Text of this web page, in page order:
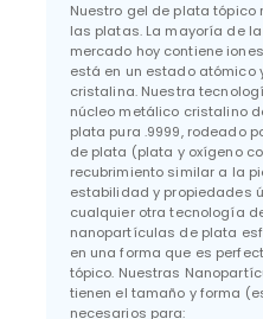
Nuestro gel de plata
las platas. La mayoría de
mercado hoy contiene
está en un estado atómico
cristalina. Nuestra
núcleo metálico cristalino
plata pura .9999, rodeado
de plata (plata y oxígeno
recubrimiento similar a la
estabilidad y propiedades
cualquier otra tecnología
nanopartículas de plata
en una forma que es
tópico. Nuestras
tienen el tamaño y forma
necesarios para: